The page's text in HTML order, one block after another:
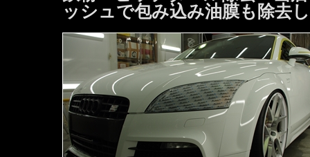
ッシュで包み込み油膜も除去